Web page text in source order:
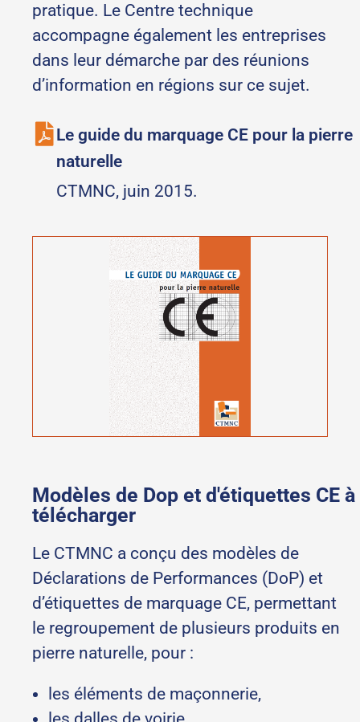
pratique. Le Centre technique
accompagne également les entreprises
dans leur démarche par des réunions
d’information en régions sur ce sujet.
Le guide du marquage CE pour la pierre
naturelle
CTMNC, juin 2015.
Modèles de Dop et d'étiquettes CE à
télécharger
Le CTMNC a conçu des modèles de
Déclarations de Performances (DoP) et
d’étiquettes de marquage CE, permettant
le regroupement de plusieurs produits en
pierre naturelle, pour :
les éléments de maçonnerie,